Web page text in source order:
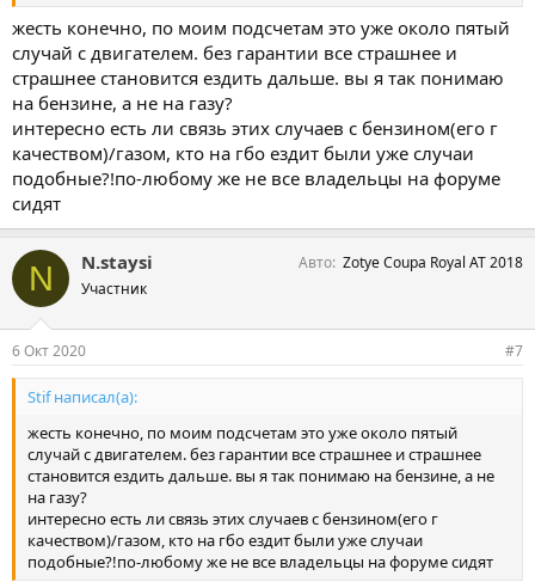
жесть конечно, по моим подсчетам это уже около пятый
случай с двигателем. без гарантии все страшнее и
страшнее становится ездить дальше. вы я так понимаю
на бензине, а не на газу?
интересно есть ли связь этих случаев с бензином(его г
качеством)/газом, кто на гбо ездит были уже случаи
подобные?!по-любому же не все владельцы на форуме
сидят
N N.staysi
Участник
Авто Zotye Coupa Royal AT 2018
6 Окт 2020 #7
Stif написал(а):
жесть конечно, по моим подсчетам это уже около пятый
случай с двигателем. без гарантии все страшнее и страшнее
становится ездить дальше. вы я так понимаю на бензине, а не
на газу?
интересно есть ли связь этих случаев с бензином(его г
качеством)/газом, кто на гбо ездит были уже случаи
подобные?!по-любому же не все владельцы на форуме сидят